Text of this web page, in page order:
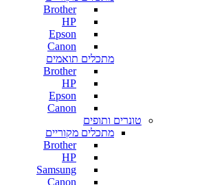
Brother
HP
Epson
Canon
מתכלים תואמים
Brother
HP
Epson
Canon
טונרים ותופים
מתכלים מקוריים
Brother
HP
Samsung
Canon